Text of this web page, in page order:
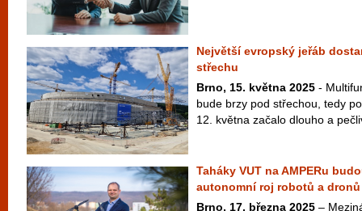
Největší evropský jeřáb
střechu
Brno, 15. května 2025 -
bude brzy pod střechou, tedy
12. května začalo dlouho a
Taháky VUT na AMPERu
autonomní roj robotů a dronů
Brno, 17. března 2025 –